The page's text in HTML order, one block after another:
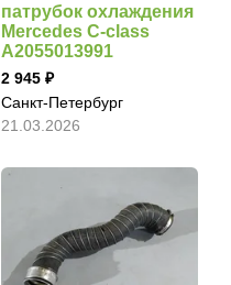
патрубок охлаждения
Mercedes C-class
A2055013991
2 945
Санкт-Петербург
21.03.2026